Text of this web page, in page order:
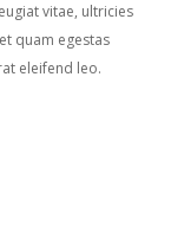
vitae, ultricies
quam egestas
eleifend leo.